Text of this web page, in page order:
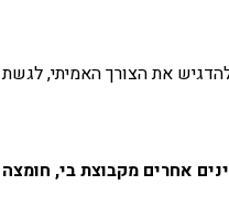
את הצורך האמיתי,